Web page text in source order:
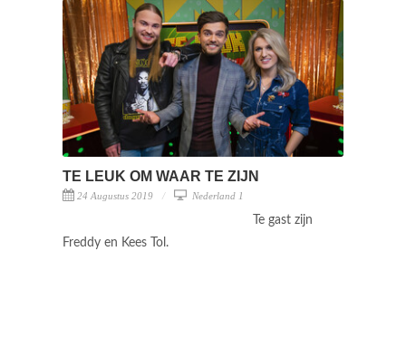
TE LEUK OM WAAR TE ZIJN
24 Augustus 2019 Nederland 1
Te gast zijn
Freddy en Kees Tol.